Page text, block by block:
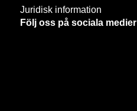
Juridisk information
Följ oss på sociala medier